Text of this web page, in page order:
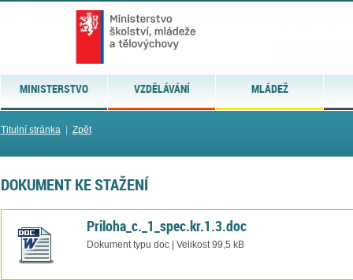
MINISTERSTVO VZDĚLÁVÁNÍ MLÁDEŽ
Titulní stránka| Zpět
DOKUMENT KE STAŽENÍ
Priloha_c._1_spec.kr.1.3.doc
Dokument typu doc | Velikost 99,5 kB